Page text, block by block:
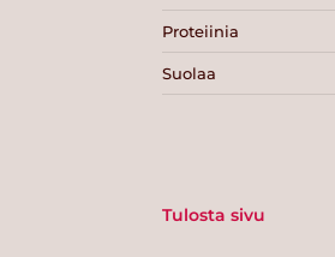
Proteiinia
Suolaa
Tulosta sivu